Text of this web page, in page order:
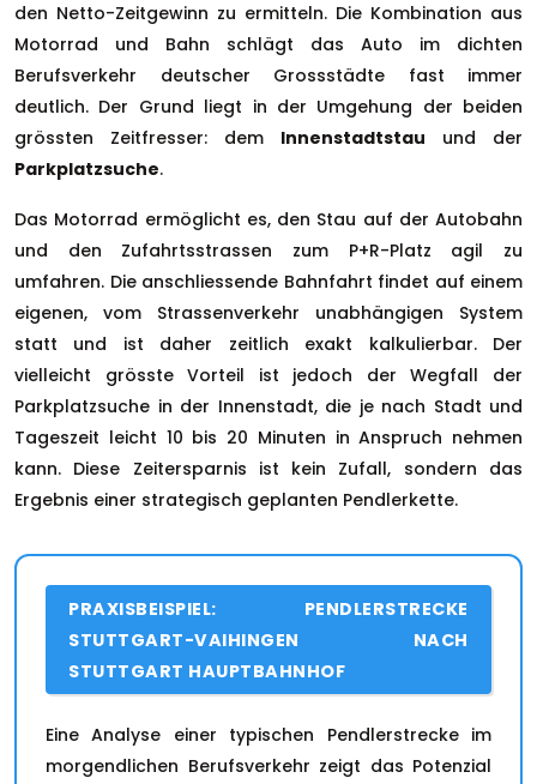
den Netto-Zeitgewinn zu ermitteln. Die Kombination aus
Motorrad und Bahn schlägt das Auto im dichten
Berufsverkehr deutscher Grossstädte fast immer
deutlich. Der Grund liegt in der Umgehung der beiden
grössten Zeitfresser: dem Innenstadtstau und der
Parkplatzsuche.
Das Motorrad ermöglicht es, den Stau auf der Autobahn
und den Zufahrtsstrassen zum P+R-Platz agil zu
umfahren. Die anschliessende Bahnfahrt findet auf einem
eigenen, vom Strassenverkehr unabhängigen System
statt und ist daher zeitlich exakt kalkulierbar. Der
vielleicht grösste Vorteil ist jedoch der Wegfall der
Parkplatzsuche in der Innenstadt, die je nach Stadt und
Tageszeit leicht 10 bis 20 Minuten in Anspruch nehmen
kann. Diese Zeitersparnis ist kein Zufall, sondern das
Ergebnis einer strategisch geplanten Pendlerkette.
PRAXISBEISPIEL: PENDLERSTRECKE
STUTTGART-VAIHINGEN NACH
STUTTGART HAUPTBAHNHOF
Eine Analyse einer typischen Pendlerstrecke im
morgendlichen Berufsverkehr zeigt das Potenzial